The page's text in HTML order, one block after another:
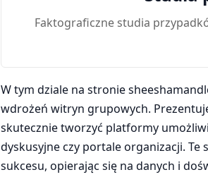
Faktograficzne studia
W tym dziale na stronie
wdrożeń witryn grupowych.
skutecznie tworzyć platformy
dyskusyjne czy portale organizacji.
sukcesu, opierając się na danych i